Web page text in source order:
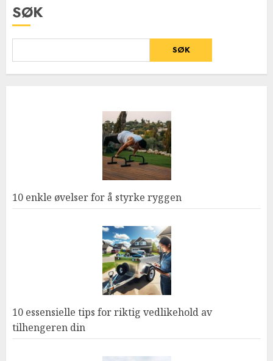
SØK
SØK
10 enkle øvelser for å styrke ryggen
10 essensielle tips for riktig vedlikehold av
tilhengeren din